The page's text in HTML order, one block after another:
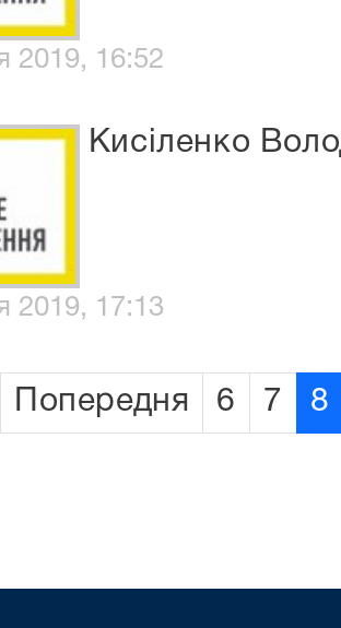
2019, 16:52
Кисіленко
2019, 17:13
Попередня 6 7 8